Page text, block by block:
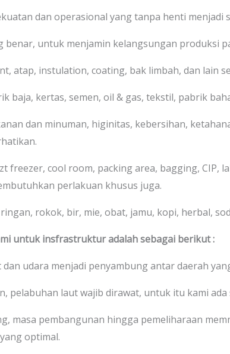
dan operasional yang tanpa henti menjadi
benar, untuk menjamin kelangsungan produksi
atap, instulation, coating, bak limbah, dan lain
baja, kertas, semen, oil & gas, tekstil, pabrik
dan minuman, higinitas, kebersihan,
freezer, cool room, packing area, bagging, CIP,
perlakuan khusus juga.
rokok, bir, mie, obat, jamu, kopi, herbal,
untuk insfrastruktur adalah sebagai berikut :
udara menjadi penyambung antar daerah
pelabuhan laut wajib dirawat, untuk itu kami
masa pembangunan hingga pemeliharaan
optimal.